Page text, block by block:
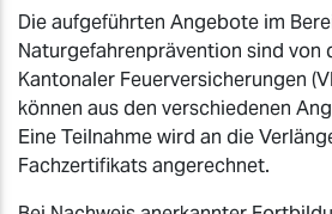
Die aufgeführten Angebote im
Naturgefahrenprävention sind von
Kantonaler Feuerversicherungen
können aus den verschiedenen
Eine Teilnahme wird an die
Fachzertifikats angerechnet.